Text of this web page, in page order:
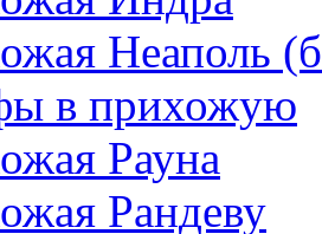
Неаполь
в прихожую
Рауна
Рандеву